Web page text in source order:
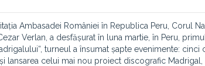
Ambasadei României în Republica Peru, Corul
Verlan, a desfășurat în luna martie, în Peru, primul
turneul a însumat șapte evenimente: cinci
lansarea celui mai nou proiect discografic Madrigal,